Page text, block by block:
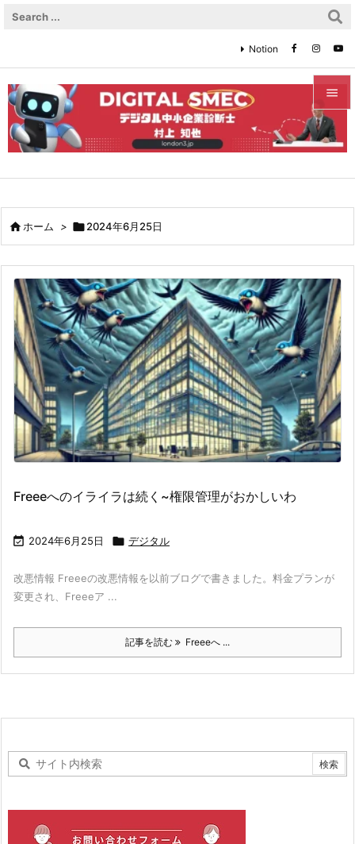


メニュ


次へ

検索
Notion
ホーム > 2024年6月25日
Freeeへのイライラは続く~権限管理がおかしいわ
 2024年6月25日  デジタル
改悪情報 Freeeの改悪情報を以前ブログで書きました。料金プランが
変更され、Freeeア ...
記事を読む Freeeへ ...